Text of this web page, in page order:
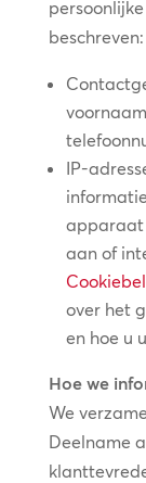
beschreven:
IP-
apparaat
aan of
over het
en hoe u
Hoe we
We
Deelname